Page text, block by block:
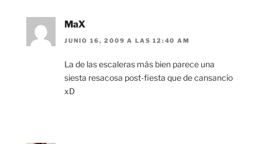
MaX
JUNIO 16, 2009 A LAS 12:40 AM
La de las escaleras más bien parece una
siesta resacosa post-fiesta que de cansancio
xD